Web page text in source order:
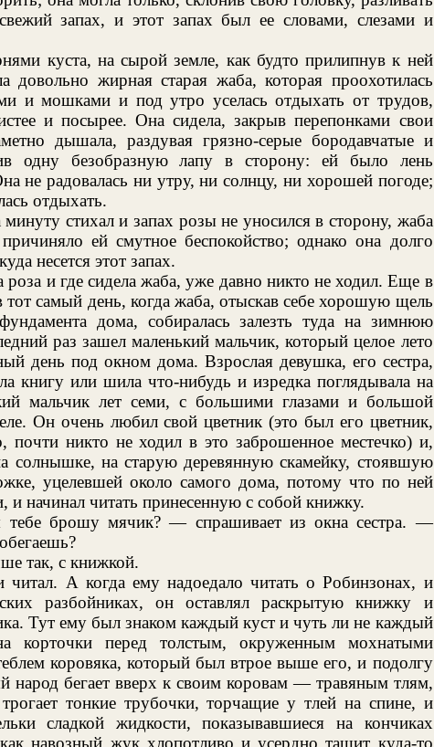
запах, и этот запах был ее словами, слезами и
куста, на сырой земле, как будто прилипнув к ней
довольно жирная старая жаба, которая проохотилась
и мошками и под утро уселась отдыхать от трудов,
и посырее. Она сидела, закрыв перепонками свои
дышала, раздувая грязно-серые бородавчатые и
одну безобразную лапу в сторону: ей было лень
не радовалась ни утру, ни солнцу, ни хорошей погоде;
отдыхать.
минуту стихал и запах розы не уносился в сторону, жаба
ей смутное беспокойство; однако она долго
несется этот запах.
роза и где сидела жаба, уже давно никто не ходил. Еще в
самый день, когда жаба, отыскав себе хорошую щель
дома, собиралась залезть туда на зимнюю
раз зашел маленький мальчик, который целое лето
день под окном дома. Взрослая девушка, его сестра,
книгу или шила что-нибудь и изредка поглядывала на
мальчик лет семи, с большими глазами и большой
Он очень любил свой цветник (это был его цветник,
почти никто не ходил в это заброшенное местечко) и,
солнышке, на старую деревянную скамейку, стоявшую
уцелевшей около самого дома, потому что по ней
и начинал читать принесенную с собой книжку.
брошу мячик? — спрашивает из окна сестра. —
так, с книжкой.
А когда ему надоедало читать о Робинзонах, и
разбойниках, он оставлял раскрытую книжку и
Тут ему был знаком каждый куст и чуть ли не каждый
корточки перед толстым, окруженным мохнатыми
коровяка, который был втрое выше его, и подолгу
народ бегает вверх к своим коровам — травяным тлям,
тонкие трубочки, торчащие у тлей на спине, и
сладкой жидкости, показывавшиеся на кончиках
навозный жук хлопотливо и усердно тащит куда-то